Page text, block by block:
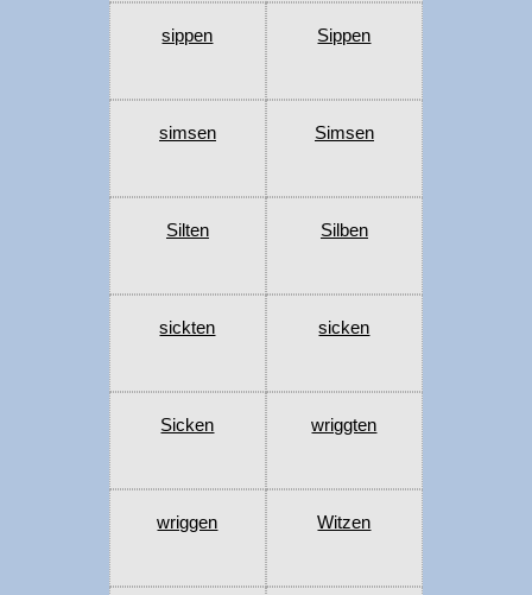
sippen Sippen
simsen Simsen
Silten Silben
sickten sicken
Sicken wriggten
wriggen Witzen